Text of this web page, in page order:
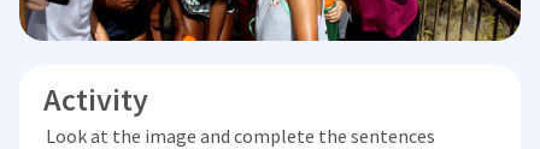
Activity
Look at the image and complete the sentences